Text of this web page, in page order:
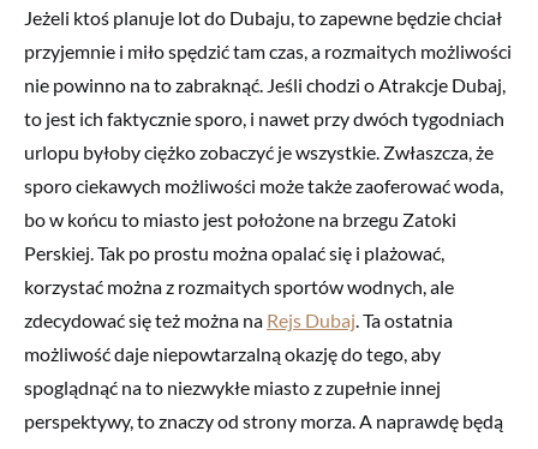
Jeżeli ktoś planuje lot do Dubaju, to zapewne będzie chciał
przyjemnie i miło spędzić tam czas, a rozmaitych możliwości
nie powinno na to zabraknąć. Jeśli chodzi o Atrakcje Dubaj,
to jest ich faktycznie sporo, i nawet przy dwóch tygodniach
urlopu byłoby ciężko zobaczyć je wszystkie. Zwłaszcza, że
sporo ciekawych możliwości może także zaoferować woda,
bo w końcu to miasto jest położone na brzegu Zatoki
Perskiej. Tak po prostu można opalać się i plażować,
korzystać można z rozmaitych sportów wodnych, ale
zdecydować się też można na Rejs Dubaj. Ta ostatnia
możliwość daje niepowtarzalną okazję do tego, aby
spoglądnąć na to niezwykłe miasto z zupełnie innej
perspektywy, to znaczy od strony morza. A naprawdę będą